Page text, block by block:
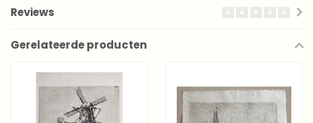
Reviews
Gerelateerde producten